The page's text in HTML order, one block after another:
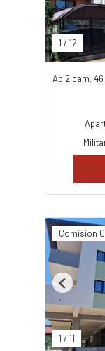
1 / 12
Ap 2 cam. 46
Comision
1 / 11
Previous